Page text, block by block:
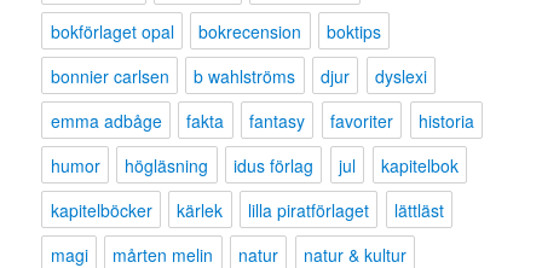
bokförlaget opal
bokrecension
boktips
bonnier carlsen
b wahlströms djur
dyslexi
emma adbåge
fakta fantasy favoriter
historia
humor
högläsning idus förlag jul
kapitelbok
kapitelböcker
kärlek lilla piratförlaget
lättläst
magi
mårten melin natur
natur & kultur